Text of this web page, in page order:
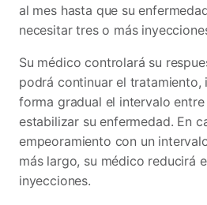
al mes hasta que su
necesitar tres o más
Su médico controlará su
podrá continuar el tratamiento,
forma gradual el intervalo
estabilizar su enfermedad. En
empeoramiento con un
más largo, su médico reducirá
inyecciones.